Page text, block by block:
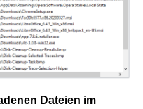
Dateien im